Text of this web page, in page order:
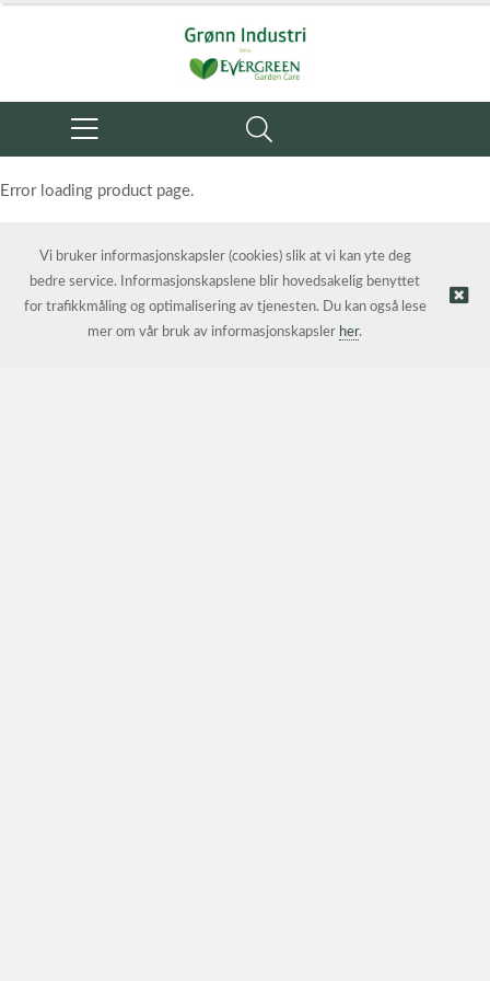
Error loading product page.
© Grønn Industri AS | Nettbutikk levert avKréatif AS
Vi bruker informasjonskapsler (cookies) slik at vi kan yte deg
bedre service. Informasjonskapslene blir hovedsakelig benyttet
for trafikkmåling og optimalisering av tjenesten. Du kan også lese
mer om vår bruk av informasjonskapsler her.